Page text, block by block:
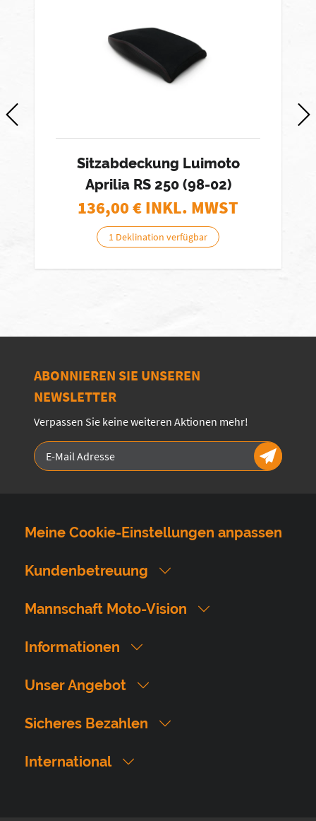
Sitzabdeckung Luimoto
Aprilia RS 250 (98-02)
136,00€ INKL. MWST
1 Deklination verfügbar
ABONNIEREN SIE UNSEREN
NEWSLETTER
Verpassen Sie keine weiteren Aktionen mehr!
Meine Cookie-Einstellungen anpassen
Kundenbetreuung
Mannschaft Moto-Vision
Informationen
Unser Angebot
Sicheres Bezahlen
International